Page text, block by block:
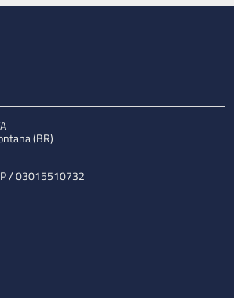
(BR)
/ 03015510732